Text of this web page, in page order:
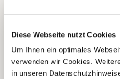
Diese Webseite nutzt Cookies
Um Ihnen ein optimales
verwenden wir Cookies.
in unseren
1
25 Jahren